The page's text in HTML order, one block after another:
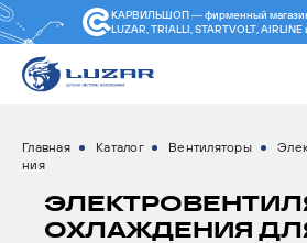
КАРВИЛЬШОП — фирменный
LUZAR, TRIALLI, STARTVOLT,
Главная Каталог Вентиляторы
ния
ОХЛАЖДЕНИЯ